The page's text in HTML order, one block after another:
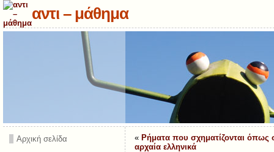
αντι – μάθημα
Αρχική σελίδα
« Ρήματα που σχηματίζονται όπως
αρχαία ελληνικά